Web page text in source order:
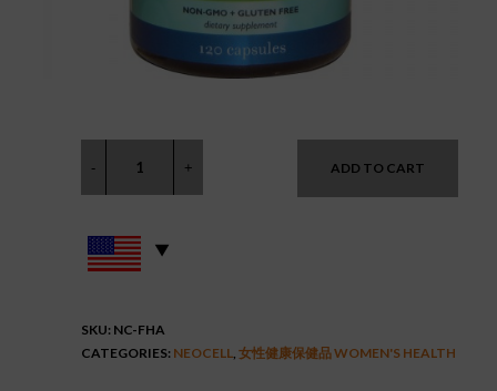
ADD TO CART
SKU: NC-FHA
CATEGORIES: NEOCELL, 女性健康保健品 WOMEN'S HEALTH